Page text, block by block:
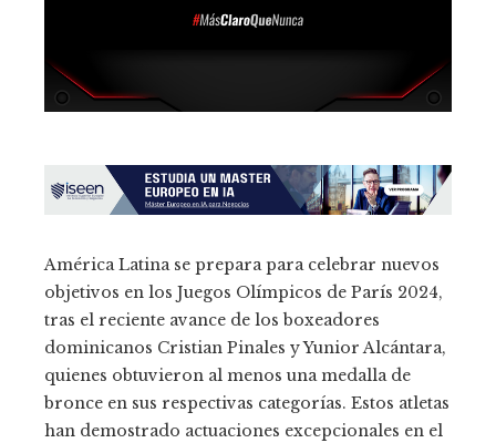
América Latina se prepara para celebrar nuevos
objetivos en los Juegos Olímpicos de París 2024,
tras el reciente avance de los boxeadores
dominicanos Cristian Pinales y Yunior Alcántara,
quienes obtuvieron al menos una medalla de
bronce en sus respectivas categorías. Estos atletas
han demostrado actuaciones excepcionales en el